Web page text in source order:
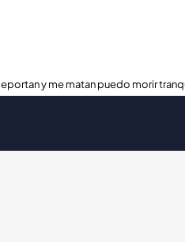
y me matan puedo morir